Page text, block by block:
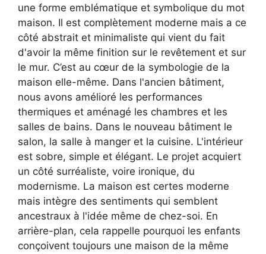
une forme emblématique et symbolique du mot
maison. Il est complètement moderne mais a ce
côté abstrait et minimaliste qui vient du fait
d'avoir la même finition sur le revêtement et sur
le mur. C’est au cœur de la symbologie de la
maison elle-même. Dans l'ancien bâtiment,
nous avons amélioré les performances
thermiques et aménagé les chambres et les
salles de bains. Dans le nouveau bâtiment le
salon, la salle à manger et la cuisine. L'intérieur
est sobre, simple et élégant. Le projet acquiert
un côté surréaliste, voire ironique, du
modernisme. La maison est certes moderne
mais intègre des sentiments qui semblent
ancestraux à l'idée même de chez-soi. En
arrière-plan, cela rappelle pourquoi les enfants
conçoivent toujours une maison de la même